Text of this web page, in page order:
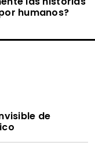
humanos?
de